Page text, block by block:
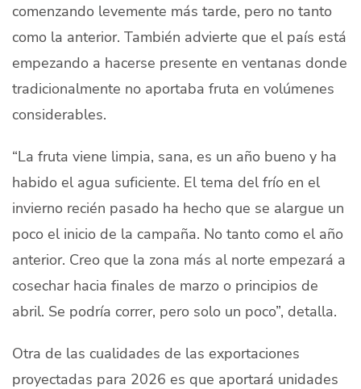
comenzando levemente más tarde, pero no tanto
como la anterior. También advierte que el país está
empezando a hacerse presente en ventanas donde
tradicionalmente no aportaba fruta en volúmenes
considerables.
“La fruta viene limpia, sana, es un año bueno y ha
habido el agua suficiente. El tema del frío en el
invierno recién pasado ha hecho que se alargue un
poco el inicio de la campaña. No tanto como el año
anterior. Creo que la zona más al norte empezará a
cosechar hacia finales de marzo o principios de
abril. Se podría correr, pero solo un poco”, detalla.
Otra de las cualidades de las exportaciones
proyectadas para 2026 es que aportará unidades